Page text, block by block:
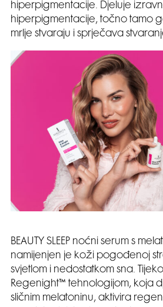
hiperpigmentacije. Djeluje
hiperpigmentacije, točno tamo
mrlje stvaraju i sprječava
BEAUTY SLEEP noćni serum s
namijenjen je koži pogođenoj
svjetlom i nedostatkom sna.
Regenight™ tehnologijom, koja
sličnim melatoninu, aktivira